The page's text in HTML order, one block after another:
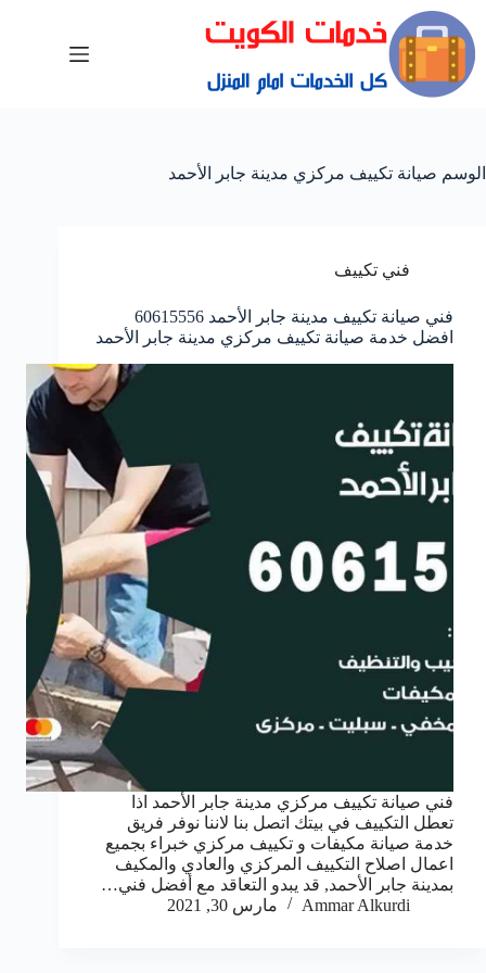
الوسم صيانة تكييف مركزي مدينة جابر الأحمد
فني تكييف
فني صيانة تكييف مدينة جابر الأحمد 60615556
افضل خدمة صيانة تكييف مركزي مدينة جابر الأحمد
فني صيانة تكييف مركزي مدينة جابر الأحمد اذا
تعطل التكييف في بيتك اتصل بنا لاننا نوفر فريق
خدمة صيانة مكيفات و تكييف مركزي خبراء بجميع
اعمال اصلاح التكييف المركزي والعادي والمكيف
بمدينة جابر الأحمد, قد يبدو التعاقد مع أفضل فني…
Ammar Alkurdi
مارس 30, 2021